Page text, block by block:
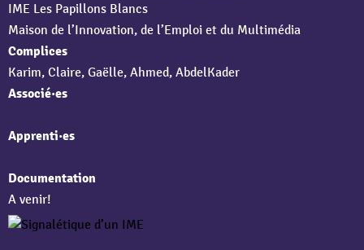
IME Les Papillons Blancs
Maison de l’Innovation, de l’Emploi et du Multimédia
Complices
Karim, Claire, Gaëlle, Ahmed, AbdelKader
Associé·es
Apprenti·es
Documentation
A venir!